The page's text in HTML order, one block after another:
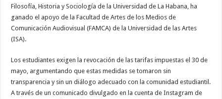
Filosofía, Historia y Sociología de la Universidad de La Habana, ha
ganado el apoyo de la Facultad de Artes de los Medios de
Comunicación Audiovisual (FAMCA) de la Universidad de las Artes
(ISA).
Los estudiantes exigen la revocación de las tarifas impuestas el 30 de
mayo, argumentando que estas medidas se tomaron sin
transparencia y sin un diálogo adecuado con la comunidad estudiantil.
A través de un comunicado divulgado en la cuenta de Instagram de